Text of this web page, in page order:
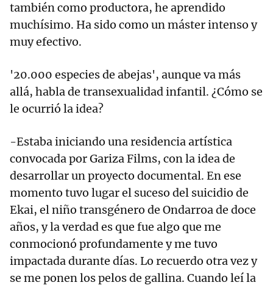
también como productora, he aprendido
muchísimo. Ha sido como un máster intenso y
muy efectivo.
'20.000 especies de abejas', aunque va más
allá, habla de transexualidad infantil. ¿Cómo se
le ocurrió la idea?
-Estaba iniciando una residencia artística
convocada por Gariza Films, con la idea de
desarrollar un proyecto documental. En ese
momento tuvo lugar el suceso del suicidio de
Ekai, el niño transgénero de Ondarroa de doce
años, y la verdad es que fue algo que me
conmocionó profundamente y me tuvo
impactada durante días. Lo recuerdo otra vez y
se me ponen los pelos de gallina. Cuando leí la